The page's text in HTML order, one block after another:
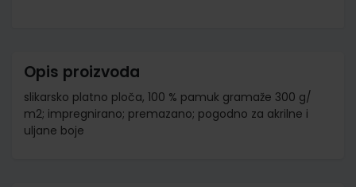
Opis proizvoda
slikarsko platno ploča, 100 % pamuk gramaže 300 g/
m2; impregnirano; premazano; pogodno za akrilne i
uljane boje